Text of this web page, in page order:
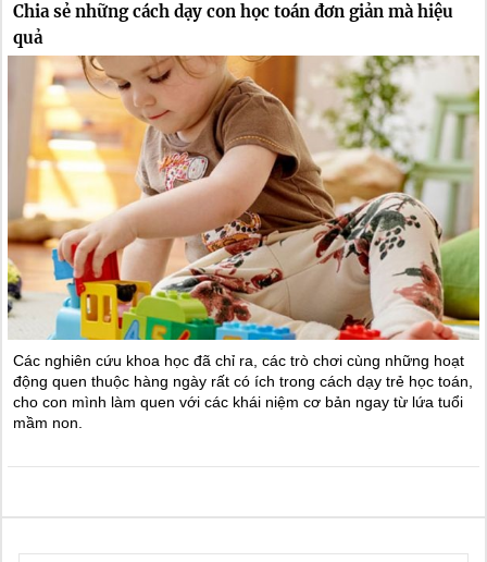
Chia sẻ những cách dạy con học toán đơn giản mà hiệu
quả
Các nghiên cứu khoa học đã chỉ ra, các trò chơi cùng những hoạt
động quen thuộc hàng ngày rất có ích trong cách dạy trẻ học toán,
cho con mình làm quen với các khái niệm cơ bản ngay từ lứa tuổi
mầm non.